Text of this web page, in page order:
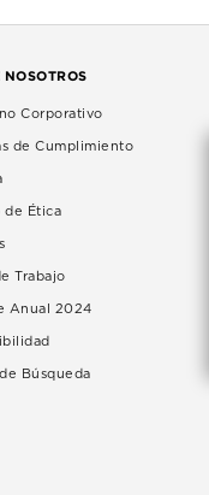
NOSOTROS
Corporativo
de Cumplimiento
de Ética
Trabajo
Anual 2024
Búsqueda